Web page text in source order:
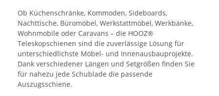
Ob Küchenschränke, Kommoden, Sideboards,
Nachttische, Büromöbel, Werkstattmöbel, Werkbänke,
Wohnmobile oder Caravans – die HOOZ®
Teleskopschienen sind die zuverlässige Lösung für
unterschiedlichste Möbel- und Innenausbauprojekte.
Dank verschiedener Längen und Setgrößen finden Sie
für nahezu jede Schublade die passende
Auszugsschiene.